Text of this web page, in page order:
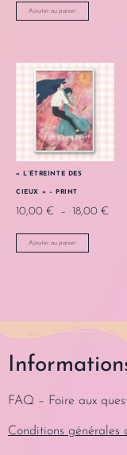
Ajouter au panier
« L’ÉTREINTE DES
CIEUX » – PRINT
10,00 € – 18,00 €
Ajouter au panier
FAQ – Foire aux
Conditions générales